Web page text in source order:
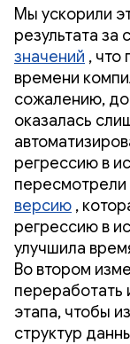
Мы ускорили
результата за
значений , что
времени
сожалению,
оказалась
регрессию в
пересмотрели
версию ,
регрессию в
улучшила
Во втором
переработать
этапа, чтобы
структур